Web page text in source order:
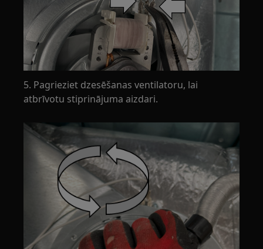
5. Pagrieziet dzesēšanas ventilatoru, lai
atbrīvotu stiprinājuma aizdari.